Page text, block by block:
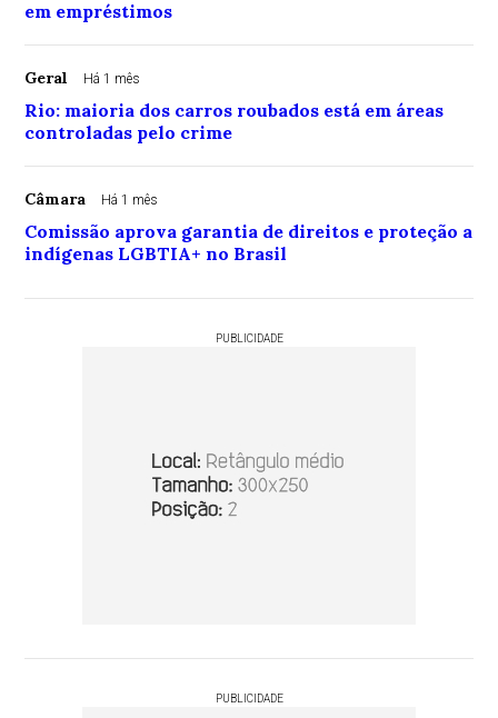
em empréstimos
Geral Há 1 mês
Rio: maioria dos carros roubados está em áreas
controladas pelo crime
Câmara Há 1 mês
Comissão aprova garantia de direitos e proteção a
indígenas LGBTIA+ no Brasil
PUBLICIDADE
PUBLICIDADE